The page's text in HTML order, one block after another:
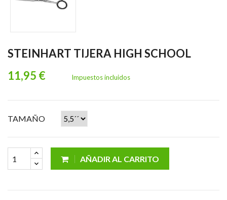
STEINHART TIJERA HIGH SCHOOL
11,95 €
Impuestos incluidos
TAMAÑO
AÑADIR AL CARRITO